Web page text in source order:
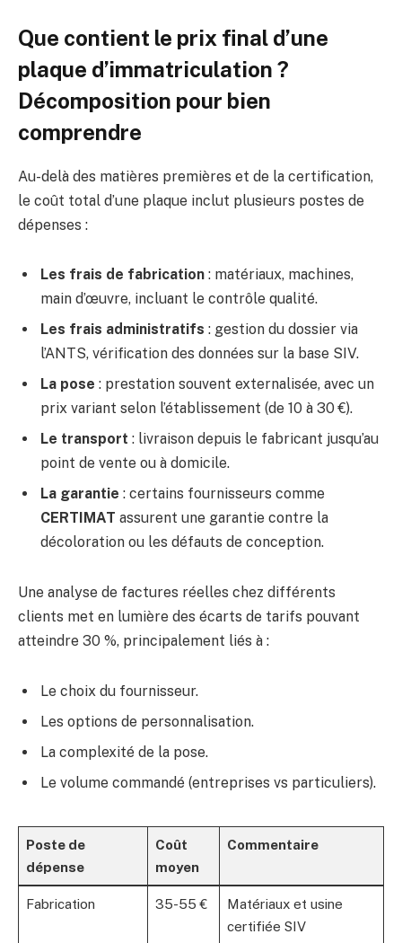
Que contient le prix final d’une
plaque d’immatriculation ?
Décomposition pour bien
comprendre
Au-delà des matières premières et de la certification,
le coût total d’une plaque inclut plusieurs postes de
dépenses :
Les frais de fabrication : matériaux, machines,
main d’œuvre, incluant le contrôle qualité.
Les frais administratifs : gestion du dossier via
l’ANTS, vérification des données sur la base SIV.
La pose : prestation souvent externalisée, avec un
prix variant selon l’établissement (de 10 à 30 €).
Le transport : livraison depuis le fabricant jusqu’au
point de vente ou à domicile.
La garantie : certains fournisseurs comme
CERTIMAT assurent une garantie contre la
décoloration ou les défauts de conception.
Une analyse de factures réelles chez différents
clients met en lumière des écarts de tarifs pouvant
atteindre 30 %, principalement liés à :
Le choix du fournisseur.
Les options de personnalisation.
La complexité de la pose.
Le volume commandé (entreprises vs particuliers).
Poste de
dépense
Coût
moyen
Commentaire
Fabrication 35-55 €
Matériaux et usine
certifiée SIV